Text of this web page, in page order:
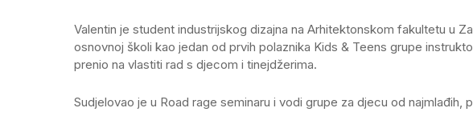
Valentin je student industrijskog dizajna na Arhitektonskom fakultetu u
osnovnoj školi kao jedan od prvih polaznika Kids & Teens grupe
prenio na vlastiti rad s djecom i tinejdžerima.
Sudjelovao je u Road rage seminaru i vodi grupe za djecu od najmlađih,